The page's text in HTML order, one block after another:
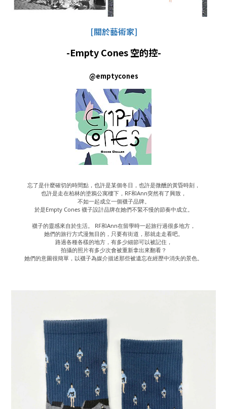
[關於藝術家]
-Empty Cones 空的控-
@emptycones
忘了是什麼確切的時間點，也許是某個冬日，也許是微醺的黃昏時刻，
也許是走在柏林的塗鴉公寓樓下，RF和Ann突然有了興致，
不如一起成立一個襪子品牌。
於是Empty Cones 襪子設計品牌在她們不緊不慢的節奏中成立。
襪子的靈感來自於生活。 RF和Ann在留學時一起旅行過很多地方，
她們的旅行方式漫無目的，只要有街道，那就走走看吧。
路過各種各樣的地方，有多少細節可以被記住，
拍攝的照片有多少次會被重新拿出來翻看？
她們的意圖很簡單，以襪子為媒介描述那些被遺忘在經歷中消失的景色。